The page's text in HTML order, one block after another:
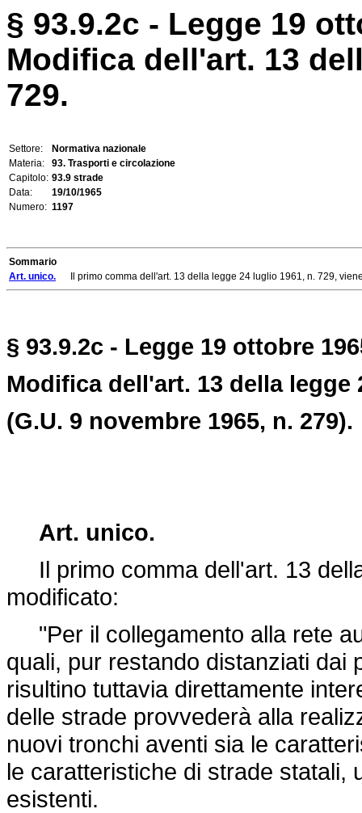
§ 93.9.2c - Legge 19
Modifica dell'art. 13
729.
Settore:
Normativa nazionale
Materia:
93. Trasporti e circolazione
Capitolo: 93.9 strade
Data:
19/10/1965
Numero: 1197
Sommario
Art. unico. Il primo comma dell'art. 13 della legge 24 luglio 1961, n. 729,
§ 93.9.2c - Legge 19 ottobre
Modifica dell'art. 13 della legge
(G.U. 9 novembre 1965, n. 279).
Art. unico.
Il primo comma dell'art. 13
modificato:
"Per il collegamento alla rete
quali, pur restando distanziati dai
risultino tuttavia direttamente
delle strade provvederà alla
nuovi tronchi aventi sia le
le caratteristiche di strade statali,
esistenti.